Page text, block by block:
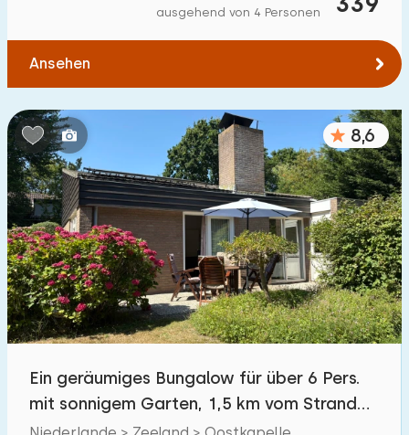
ausgehend von 4 Personen
Ansehen
8,6
Ein geräumiges Bungalow für über 6 Pers.
mit sonnigem Garten, 1,5 km vom Strand
entfernt